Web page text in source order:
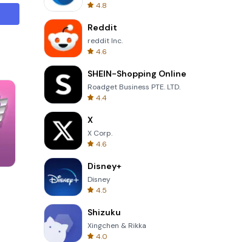
Tower Crash 3D
4.8
Reddit
reddit Inc.
4.6
SHEIN-Shopping Online
Roadget Business PTE. LTD.
4.4
X
X Corp.
4.6
Disney+
Disney
4.5
Shizuku
Xingchen & Rikka
4.0